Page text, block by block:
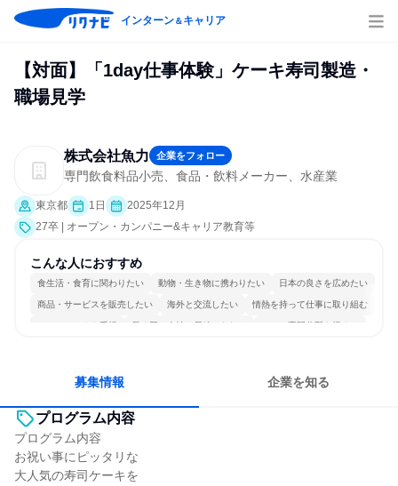
インターン＆キャリア
【対面】「1day仕事体験」ケーキ寿司製造・
職場見学
株式会社魚力 企業をフォロー
専門飲食料品小売、食品・飲料メーカー、水産業
東京都 1日
2025年12月
27卒 | オープン・カンパニー&キャリア教育等
こんな人におすすめ
食生活・食育に関わりたい 動物・生き物に携わりたい 日本の良さを広めたい
商品・サービスを販売したい 海外と交流したい 情熱を持って仕事に取り組む
チームワークを重視 長く同じ会社に居続けられる 一つの専門分野を極める
募集情報 企業を知る
プログラム内容
プログラム内容
お祝い事にピッタリな
大人気の寿司ケーキを